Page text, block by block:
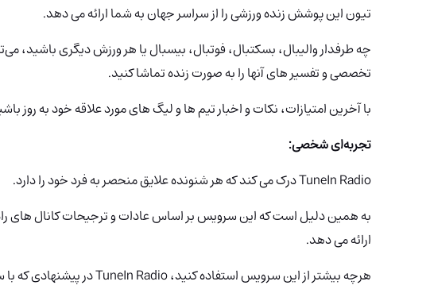
تیون‌ این پوشش زنده ورزشی را از سراسر جهان به شما ارائه می دهد.
چه طرفدار والیبال، بسکتبال، فوتبال، بیسبال یا هر ورزش دیگری باشید،
تخصصی و تفسیر های آنها را به صورت زنده تماشا کنید.
با آخرین امتیازات، نکات و اخبار تیم ها و لیگ های مورد علاقه خود به روز
تجربه‌ای شخصی:
TuneIn Radio درک می کند که هر شنونده علایق منحصر به فرد خود را دارد.
به همین دلیل است که این سرویس بر اساس عادات و ترجیحات کانال های
ارائه می دهد.
هرچه بیشتر از این سرویس استفاده کنید، TuneIn Radio در پیشنهادی که با سلیقه شما همسو باشد بهتر می شود.